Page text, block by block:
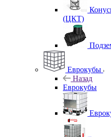
(ЦКТ)
Еврокубы
Назад
Еврокубы